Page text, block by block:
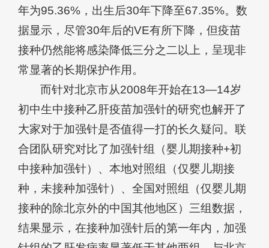
年为95.36%，出生后30年下降至67.35%。数
据显示，尽管30年后的VE有所下降，但疫苗
接种仍然能将感染降低三分之二以上，呈现非
常显著的长期保护作用。
而针对北京市从2008年开始在13—14岁
初中生中接种乙肝疫苗加强针的研究也解开了
大家对于加强针是否值得一打的长久疑问。联
合团队研究对比了加强针组（婴儿期接种+初
中接种加强针）、本地对照组（仅婴儿期接
种，未接种加强针）、全国对照组（仅婴儿期
接种的除北京外的中国其他地区）三组数据，
结果显示，在接种加强针后的第一年内，加强